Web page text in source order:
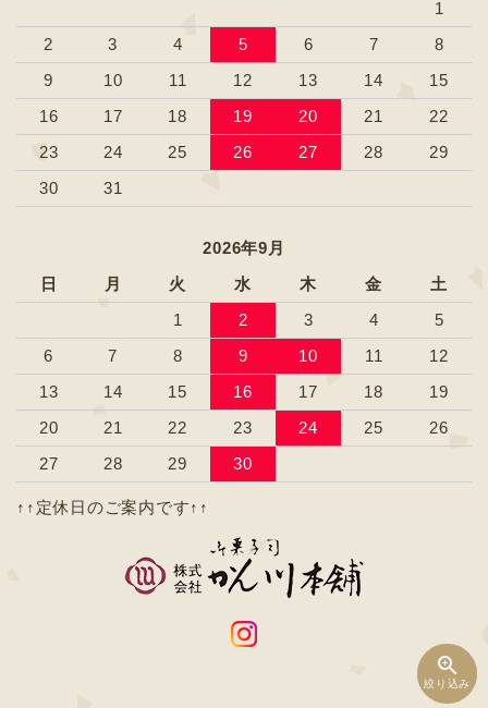
zoom_in
絞り込み
1
2
3 4 5 6 7
8
9
10 11 12 13 14
15
16
17 18 19 20 21
22
23
24 25 26 27 28
29
30
31
2026年9月
日
月 火 水 木 金
土
1
2 3 4
5
6
7 8 9 10 11
12
13
14 15 16 17 18
19
20
21 22 23 24 25
26
27
28 29 30
↑↑定休日のご案内です↑↑